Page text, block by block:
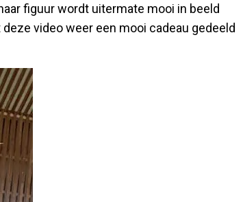
figuur wordt uitermate mooi in beeld
video weer een mooi cadeau gedeeld